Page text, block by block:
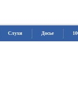
Слухи Досье